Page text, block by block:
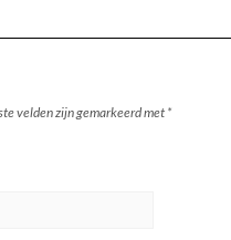
velden zijn gemarkeerd met *